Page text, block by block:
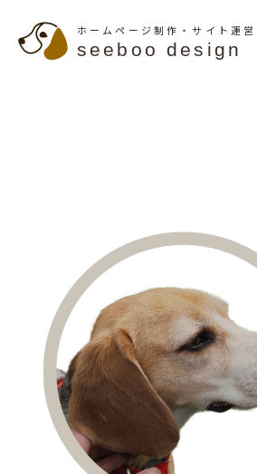
ホームページ制作・サイト運営
seeboo design